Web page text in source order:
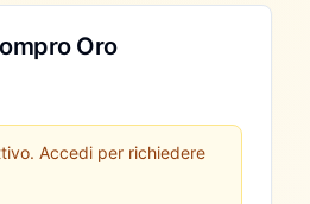
Oro
Accedi per richiedere